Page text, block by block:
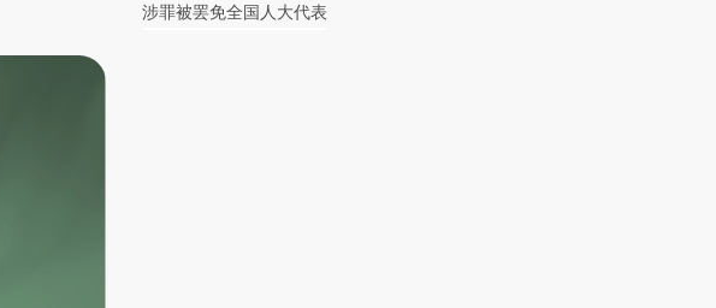
涉罪被罢免全国人大代表